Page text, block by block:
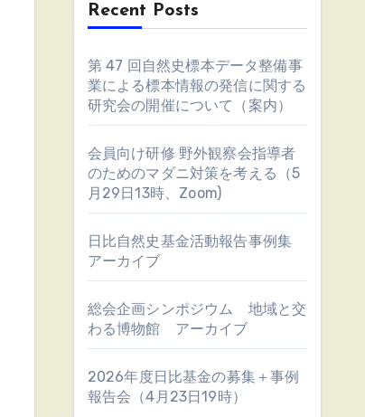
Recent Posts
第 47 回自然史標本データ整備事
業による標本情報の発信に関する
研究会の開催について（案内）
会員向け研修 野外観察会指導者
のためのマダニ対策を考える（5
月29日13時、Zoom)
日比自然史基金活動報告事例集
アーカイブ
総会企画シンポジウム 地域と交
わる博物館 アーカイブ
2026年度日比基金の募集＋事例
報告会（4月23日19時）